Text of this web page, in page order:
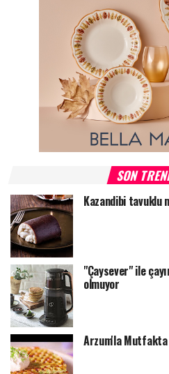
SON
Kazandibi tavuklu
"Çaysever" ile
olmuyor
Arzum'la